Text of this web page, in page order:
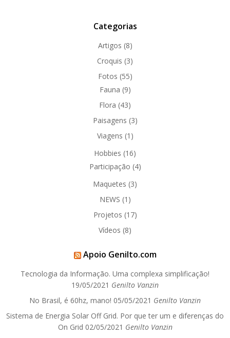
Categorias
Artigos (8)
Croquis (3)
Fotos (55)
Fauna (9)
Flora (43)
Paisagens (3)
Viagens (1)
Hobbies (16)
Participação (4)
Maquetes (3)
NEWS (1)
Projetos (17)
Vídeos (8)
Apoio Genilto.com
Tecnologia da Informação. Uma complexa simplificação!
19/05/2021 Genilto Vanzin
No Brasil, é 60hz, mano! 05/05/2021 Genilto Vanzin
Sistema de Energia Solar Off Grid. Por que ter um e diferenças do
On Grid 02/05/2021 Genilto Vanzin